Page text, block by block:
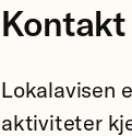
Kontakt
Lokalavisen
aktiviteter